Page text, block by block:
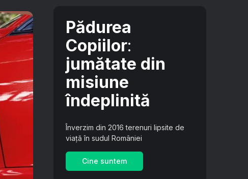
Pădurea
Copiilor:
jumătate din
misiune
îndeplinită
Înverzim din 2016 terenuri lipsite de
viață în sudul României
Cine suntem